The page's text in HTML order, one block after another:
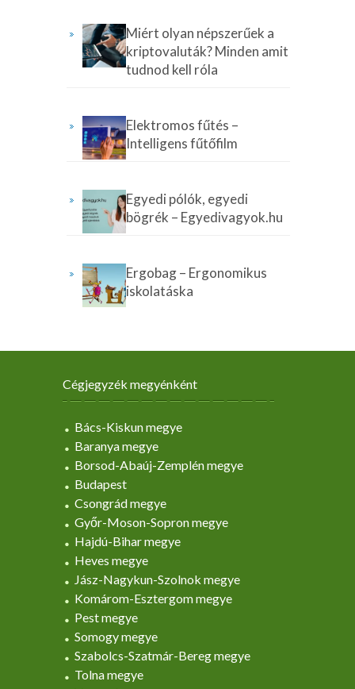
Miért olyan népszerűek a
kriptovaluták? Minden amit
tudnod kell róla
Elektromos fűtés –
Intelligens fűtőfilm
Egyedi pólók, egyedi
bögrék – Egyedivagyok.hu
Ergobag – Ergonomikus
iskolatáska
Cégjegyzék megyénként
Bács-Kiskun megye
Baranya megye
Borsod-Abaúj-Zemplén megye
Budapest
Csongrád megye
Győr-Moson-Sopron megye
Hajdú-Bihar megye
Heves megye
Jász-Nagykun-Szolnok megye
Komárom-Esztergom megye
Pest megye
Somogy megye
Szabolcs-Szatmár-Bereg megye
Tolna megye